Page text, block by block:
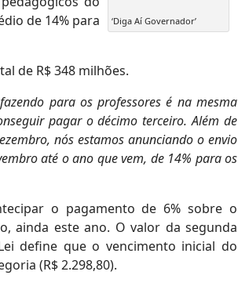
‘Diga Aí Governador’
de 14% para
de R$ 348 milhões.
para os professores é na mesma
pagar o décimo terceiro. Além de
nós estamos anunciando o envio
até o ano que vem, de 14% para os
o pagamento de 6% sobre o
ainda este ano. O valor da segunda
define que o vencimento inicial do
(R$ 2.298,80).